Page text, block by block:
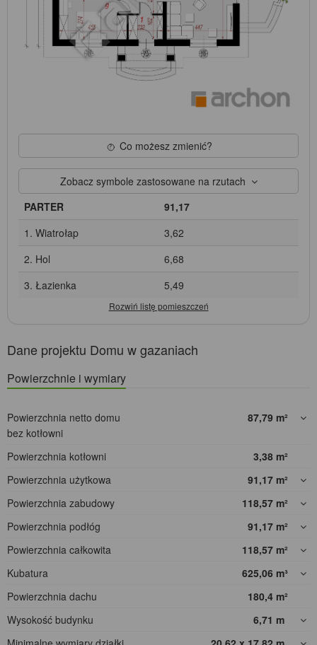
Co możesz zmienić?
Zobacz symbole zastosowane na rzutach
PARTER
91,17
1. Wiatrołap
3,62
2. Hol
6,68
3. Łazienka
5,49
Dane projektu Domu w gazaniach
Powierzchnie i wymiary
Powierzchnia netto domu
bez kotłowni
87,79 m²
Powierzchnia kotłowni 3,38 m²
Powierzchnia użytkowa
91,17 m²
Powierzchnia zabudowy
118,57 m²
Powierzchnia podłóg
91,17 m²
Powierzchnia całkowita
118,57 m²
Kubatura
625,06 m³
Powierzchnia dachu
180,4 m²
Wysokość budynku
6,71 m